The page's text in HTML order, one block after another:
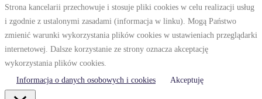
Strona kancelarii przechowuje i stosuje pliki cookies w celu realizacji usług
i zgodnie z ustalonymi zasadami (informacja w linku). Mogą Państwo
zmienić warunki wykorzystania plików cookies w ustawieniach przeglądarki
internetowej. Dalsze korzystanie ze strony oznacza akceptację
wykorzystania plików cookies.
Informacja o danych osobowych i cookies
Akceptuję